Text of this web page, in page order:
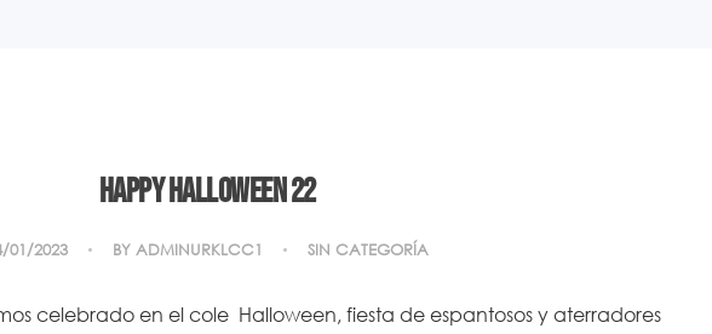
Happy Halloween 22
01/2023 BY ADMINURKLCC1 SIN CATEGORÍA
celebrado en el cole Halloween, fiesta de espantosos y aterradores